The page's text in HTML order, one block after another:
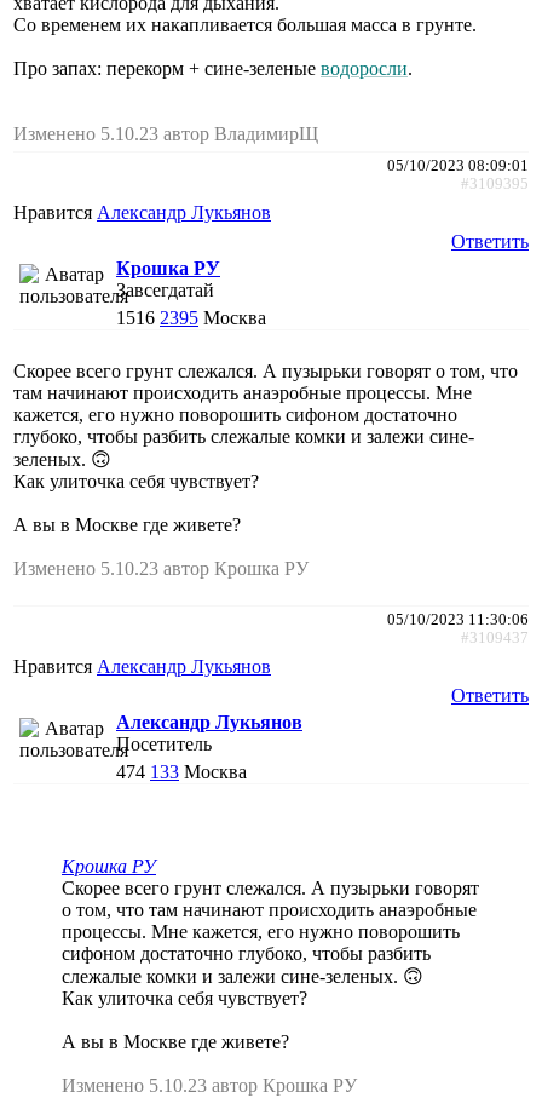
Со временем их накапливается большая масса в грунте.
Про запах: перекорм + сине-зеленые водоросли.
Изменено 5.10.23 автор ВладимирЩ
05/10/2023 08:09:01
#3109395
Нравится Александр Лукьянов
Ответить
Крошка РУ
Завсегдатай
1516 2395 Москва
Скорее всего грунт слежался. А пузырьки говорят о том, что
там начинают происходить анаэробные процессы. Мне
кажется, его нужно поворошить сифоном достаточно
глубоко, чтобы разбить слежалые комки и залежи сине-
зеленых. 🙃
Как улиточка себя чувствует?
А вы в Москве где живете?
Изменено 5.10.23 автор Крошка РУ
05/10/2023 11:30:06
#3109437
Нравится Александр Лукьянов
Ответить
Александр Лукьянов
Посетитель
474 133 Москва
Крошка РУ
Скорее всего грунт слежался. А пузырьки говорят
о том, что там начинают происходить анаэробные
процессы. Мне кажется, его нужно поворошить
сифоном достаточно глубоко, чтобы разбить
слежалые комки и залежи сине-зеленых. 🙃
Как улиточка себя чувствует?
А вы в Москве где живете?
Изменено 5.10.23 автор Крошка РУ